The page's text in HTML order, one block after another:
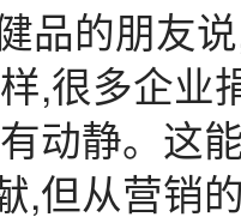
品的朋友
,很多企业
动静。这
,但从营销